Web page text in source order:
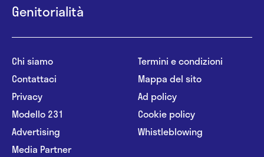
Genitorialità
Chi siamo
Contattaci
Privacy
Modello 231
Advertising
Media Partner
Termini e condizioni
Mappa del sito
Ad policy
Cookie policy
Whistleblowing